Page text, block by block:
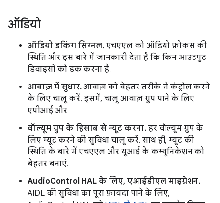
ऑडियो
ऑडियो डकिंग सिग्नल. एचएएल को ऑडियो फ़ोकस की
स्थिति और इस बारे में जानकारी देता है कि किन आउटपुट
डिवाइसों को डक करना है.
आवाज़ में सुधार. आवाज़ को बेहतर तरीके से कंट्रोल करने
के लिए चालू करें. इसमें, चालू आवाज़ ग्रुप पाने के लिए
एपीआई और
वॉल्यूम ग्रुप के हिसाब से म्यूट करना. हर वॉल्यूम ग्रुप के
लिए म्यूट करने की सुविधा चालू करें. साथ ही, म्यूट की
स्थिति के बारे में एचएएल और यूआई के कम्यूनिकेशन को
बेहतर बनाएं.
AudioControl HAL के लिए, एआईडीएल माइग्रेशन.
AIDL की सुविधा का पूरा फ़ायदा पाने के लिए,